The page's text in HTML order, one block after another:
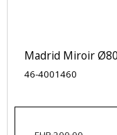
Madrid Miroir
46-4001460